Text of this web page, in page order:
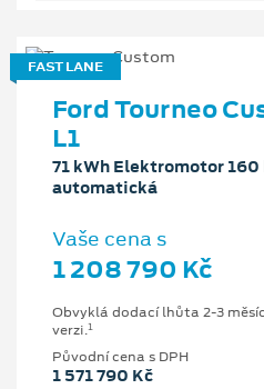
FAST LANE
Ford Tourneo
L1
71 kWh Elektromotor
automatická
Vaše cena s
1 208 790 Kč
Obvyklá dodací lhůta 2-3
verzi.1
Původní cena s DPH
1 571 790 Kč